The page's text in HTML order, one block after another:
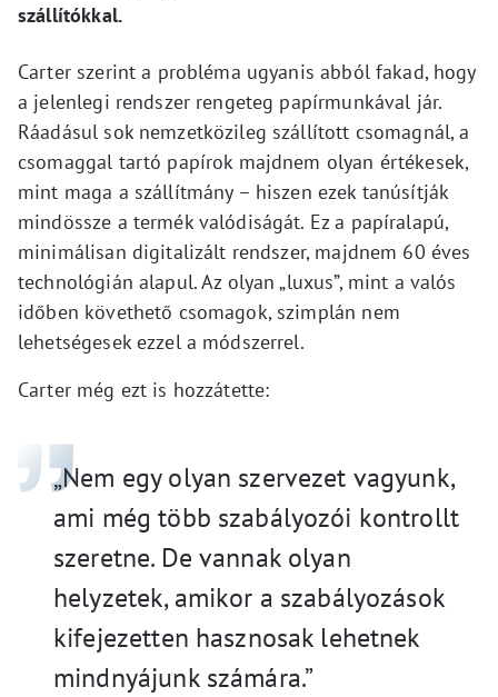
szállítókkal.
Carter szerint a probléma ugyanis abból fakad, hogy
a jelenlegi rendszer rengeteg papírmunkával jár.
Ráadásul sok nemzetközileg szállított csomagnál, a
csomaggal tartó papírok majdnem olyan értékesek,
mint maga a szállítmány – hiszen ezek tanúsítják
mindössze a termék valódiságát. Ez a papíralapú,
minimálisan digitalizált rendszer, majdnem 60 éves
technológián alapul. Az olyan „luxus”, mint a valós
időben követhető csomagok, szimplán nem
lehetségesek ezzel a módszerrel.
Carter még ezt is hozzátette:
„Nem egy olyan szervezet vagyunk,
ami még több szabályozói kontrollt
szeretne. De vannak olyan
helyzetek, amikor a szabályozások
kifejezetten hasznosak lehetnek
mindnyájunk számára.”